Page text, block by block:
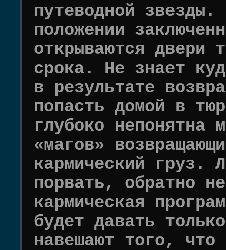
путеводной звезды.
положении
открываются двери
срока. Не знает
в результате
попасть домой в
глубоко непонятна
«магов»
кармический груз.
порвать, обратно
кармическая
будет давать
навешают того,